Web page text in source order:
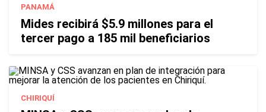
PANAMÁ
Mides recibirá $5.9 millones para el
tercer pago a 185 mil beneficiarios
CHIRIQUÍ